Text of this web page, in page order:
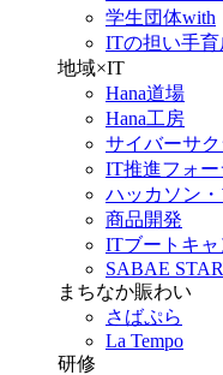
学生団体with
ITの担い手育
地域×IT
Hana道場
Hana工房
サイバーサク
IT推進フォー
ハッカソン
商品開発
ITブートキ
SABAE
まちなか賑わい
さばぷら
La Tempo
研修